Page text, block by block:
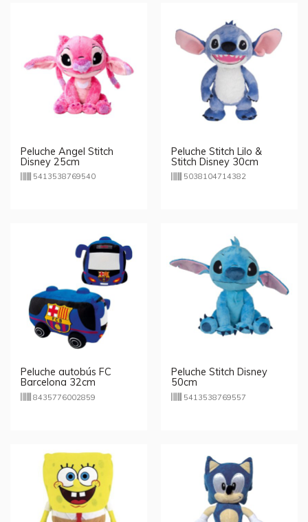
Peluche Angel Stitch
Disney 25cm
5413538769540
Peluche Stitch Lilo &
Stitch Disney 30cm
5038104714382
Peluche autobús FC
Barcelona 32cm
8435776002859
Peluche Stitch Disney
50cm
5413538769557